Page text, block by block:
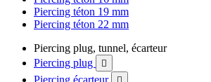
Piercing téton 19 mm
Piercing téton 22 mm
Piercing plug, tunnel, écarteur
Piercing plug

Piercing écarteur